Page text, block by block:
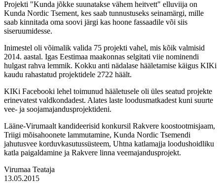
Projekti "Kunda jõkke suunatakse vähem heitvett" elluviija on
Kunda Nordic Tsement, kes saab tunnustuseks seinamärgi, mille
saab kinnitada oma soovi järgi kas hoone fassaadile või siis
siseruumidesse.
Inimestel oli võimalik valida 75 projekti vahel, mis kõik valmisid
2014. aastal. Igas Eestimaa maakonnas selgitati viie nominendi
hulgast rahva lemmik. Kokku anti nädalase hääletamise käigus KIKi
kaudu rahastatud projektidele 2722 häält.
KIKi Facebooki lehel toimunud hääletusele oli üles seatud projekte
erinevatest valdkondadest. Alates laste loodusmatkadest kuni suurte
vee- ja soojamajandusprojektideni.
Lääne-Virumaalt kandideerisid konkursil Rakvere koostootmisjaam,
Triigi mõisahoonete lammutamine, Kunda Nordic Tsemendi
jahutusvee korduvkasutussüsteem, Uhtna katlamajja loodushoidliku
katla paigaldamine ja Rakvere linna veemajandusprojekt.
Virumaa Teataja
13.05.2015